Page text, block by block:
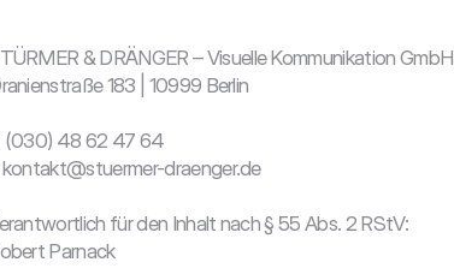
& DRÄNGER – Visuelle Kommunikation GmbH
183 | 10999 Berlin
(030) 48 62 47 64
kontakt@stuermer-draenger.de
für den Inhalt nach § 55 Abs. 2 RStV:
Parnack